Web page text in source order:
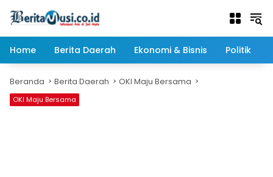
Home
Berita Daerah Ekonomi & Bisnis Politik
Beranda Berita Daerah OKI Maju Bersama
OKI Maju Bersama